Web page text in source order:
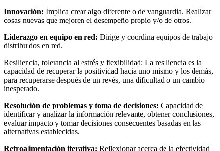
Innovación: Implica crear algo diferente o de vanguardia. Realizar
cosas nuevas que mejoren el desempeño propio y/o de otros.
Liderazgo en equipo en red: Dirige y coordina equipos de trabajo
distribuidos en red.
Resiliencia, tolerancia al estrés y flexibilidad: La resiliencia es la
capacidad de recuperar la positividad hacia uno mismo y los demás,
para recuperarse después de un revés, una dificultad o un cambio
inesperado.
Resolución de problemas y toma de decisiones: Capacidad de
identificar y analizar la información relevante, obtener conclusiones,
evaluar impacto y tomar decisiones consecuentes basadas en las
alternativas establecidas.
Retroalimentación iterativa: Reflexionar acerca de la efectividad